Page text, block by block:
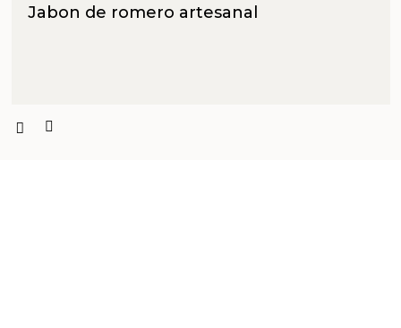
Jabon de romero artesanal